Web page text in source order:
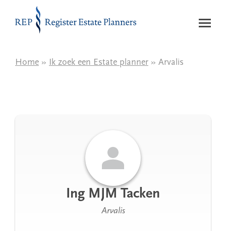
Naar de inhoud
Home » Ik zoek een Estate planner » Arvalis
Ing MJM Tacken
Arvalis